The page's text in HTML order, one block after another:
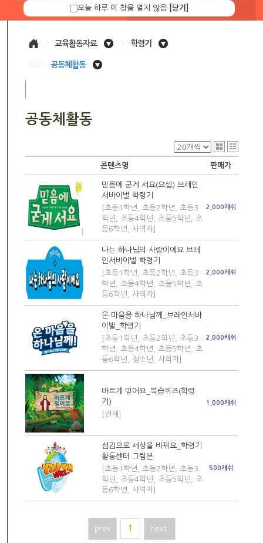
니다.
교육활동자료 학령기
공동체활동
공동체활동
콘텐츠명 판매가
믿음에 굳게 서요(요셉) 브레인
서바이벌 학령기
[초등1학년, 초등2학년, 초등3
학년, 초등4학년, 초등5학년, 초
등6학년, 사역자]
2,000캐쉬
나는 하나님의 사람이에요 브레
인서바이벌 학령기
[초등1학년, 초등2학년, 초등3
학년, 초등4학년, 초등5학년, 초
등6학년, 사역자]
2,000캐쉬
온 마음을 하나님께_브레인서바
이벌_학령기
[초등1학년, 초등2학년, 초등3
학년, 초등4학년, 초등5학년, 초
등6학년, 청소년, 사역자]
2,000캐쉬
바르게 믿어요_복습퀴즈(학령
기)
[전체]
1,000캐쉬
섬김으로 세상을 바꿔요_학령기
활동센터 그림본
[초등1학년, 초등2학년, 초등3
학년, 초등4학년, 초등5학년, 초
등6학년, 사역자]
500캐쉬
prev 1 next
오늘 하루 이 창을 열지 않음 [닫기]